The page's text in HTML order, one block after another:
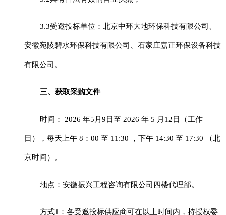
3.3受邀投标单位：北京中环大地环保科技有限公司、
安徽宛陵碧水环保科技有限公司、石家庄嘉正环保设备科技
有限公司 。
三、 获取采购文件
时间： 2026 年5月9日至 2026 年 5 月12日（工作
日），每天上午 8：00 至 11:30 ，下午 14:30 至 17:30 （北
京时间）。
地点：安徽振兴工程咨询有限公司四楼代理部。
方式1：各受邀投标供应商可在以上时间内，持授权委